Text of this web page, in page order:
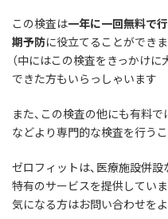
この検査は一年に一回無料で
期予防に役立てることができま
（中にはこの検査をきっかけ
できた方もいらっしゃいます
また、この検査の他にも有料
などより専門的な検査を行うこ
ゼロフィットは、医療施設併
特有のサービスを提供していま
気になる方はお問い合わせをよ